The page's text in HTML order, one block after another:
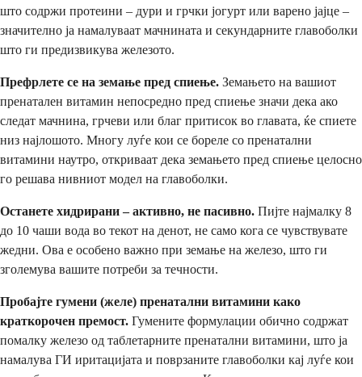
што содржи протеини – дури и грчки јогурт или варено јајце –
значително ја намалуваат мачнината и секундарните главоболки
што ги предизвикува железото.
Префрлете се на земање пред спиење. Земањето на вашиот
пренатален витамин непосредно пред спиење значи дека ако
следат мачнина, грчеви или благ притисок во главата, ќе спиете
низ најлошото. Многу луѓе кои се бореле со пренатални
витамини наутро, откриваат дека земањето пред спиење целосно
го решава нивниот модел на главоболки.
Останете хидрирани – активно, не пасивно. Пијте најмалку 8
до 10 чаши вода во текот на денот, не само кога се чувствувате
жедни. Ова е особено важно при земање на железо, што ги
зголемува вашите потреби за течности.
Пробајте гумени (желе) пренатални витамини како
краткорочен премост. Гумените формулации обично содржат
помалку железо од таблетарните пренатални витамини, што ја
намалува ГИ иритацијата и поврзаните главоболки кај луѓе кои